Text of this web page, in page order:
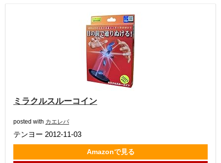
ミラクルスルーコイン
posted with カエレバ
テンヨー 2012-11-03
Amazonで見る